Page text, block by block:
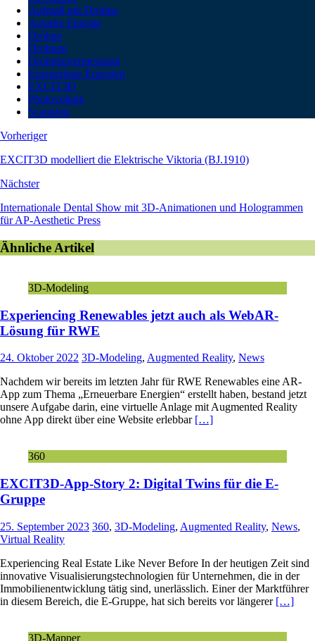
Aufmaß mit Drohne
Autarke Energie
Drohne
Drohnen
Drohnenvermessung
Erneuerbare Energien
EXCIT3D
Photovoltaik
Scanning
Vorheriger
EXCIT3D modelliert die Elektrische Viktoria (BJ.1910)
Nächster
Internationale Dental Show mit 3D-Animationen und Hologrammen
für AP-Aesthetic Press
Ähnliche Artikel
3D-Modeling
Experiencing Renewables jetzt auch als WebAR-
Lösung für RWE
24. Oktober 2022 3D-Modeling, Augmented Reality, News
Nachdem wir bereits im letzten Jahr für RWE Renewables eine AR-
App zum Thema „Erneuerbare Energien“ erstellt haben, bestand jetzt
unsere Aufgabe darin, eine virtuelle Anlage mit Augmented Reality
ohne App direkt über eine Website erlebbar […]
360
EXCIT3D-App-Story 2: Digital Twins für die E-
Gruppe
25. September 2023 360, 3D-Modeling, Augmented Reality, News,
Virtual Reality
Experiencing Real Estate Like Never Before In der heutigen Zeit sind
innovative Visualisierungstechnologien für Unternehmen, die in der
Immobilienentwicklung tätig sind, unerlässlich. Einer der Marktführer
in diesem Bereich, die E-Gruppe, hat sich bereits vor längerer […]
3D-Mapper